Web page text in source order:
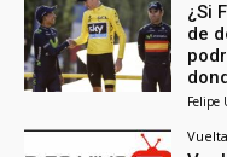
¿Si
de
Felipe